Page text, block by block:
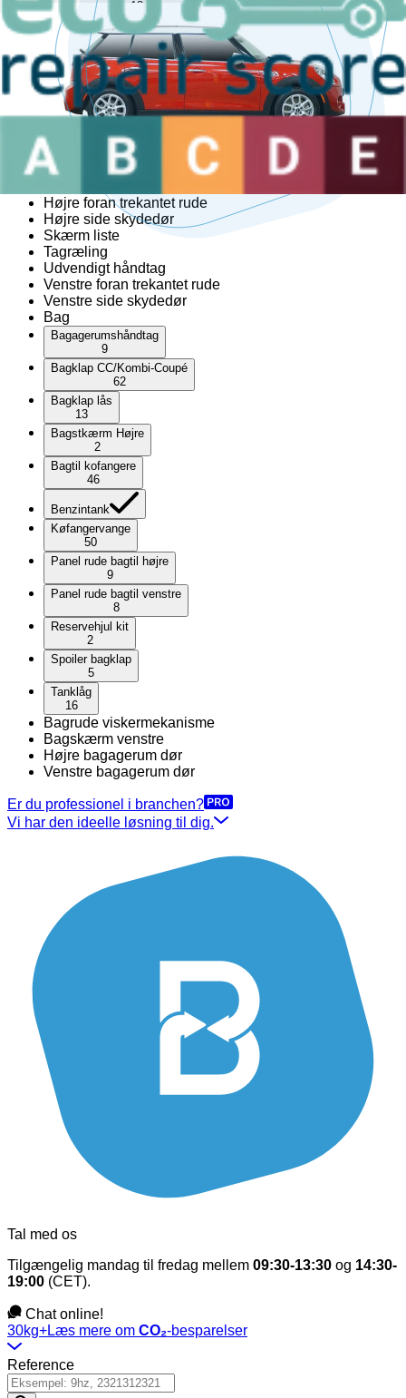
18
Venstre fortil lås
64
Venstre fortil skærm liste
20
Venstre fortil udvendigt håndtag
AdBlue-tank
Cabriolet top
Højre foran trekantet rude
Højre side skydedør
Skærm liste
Tagræling
Udvendigt håndtag
Venstre foran trekantet rude
Venstre side skydedør
Bag
Bagagerumshåndtag
9
Bagklap CC/Kombi-Coupé
62
Bagklap lås
13
Bagstkærm Højre
2
Bagtil kofangere
46
Benzintank
Køfangervange
50
Panel rude bagtil højre
9
Panel rude bagtil venstre
8
Reservehjul kit
2
Spoiler bagklap
5
Tanklåg
16
Bagrude viskermekanisme
Bagskærm venstre
Højre bagagerum dør
Venstre bagagerum dør
Er du professionel i branchen?
Vi har den ideelle løsning til dig.
Tal med os
Tilgængelig mandag til fredag mellem 09:30-13:30 og 14:30-
19:00 (CET).
Chat online!
30kg+Læs mere om CO₂-besparelser
Reference